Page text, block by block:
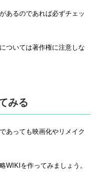
あるのであれば必ずチェッ
ついては著作権に注意しな
みる
あっても映画化やリメイク
WIKIを作ってみましょう。